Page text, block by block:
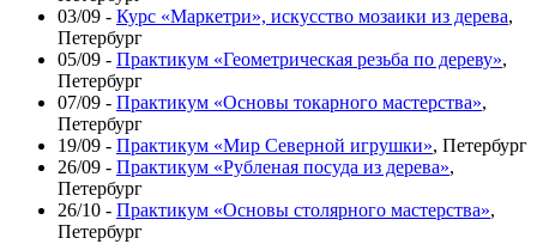
03/09 - Курс «Маркетри», искусство мозаики из дерева,
Петербург
05/09 - Практикум «Геометрическая резьба по дереву»,
Петербург
07/09 - Практикум «Основы токарного мастерства»,
Петербург
19/09 - Практикум «Мир Северной игрушки», Петербург
26/09 - Практикум «Рубленая посуда из дерева»,
Петербург
26/10 - Практикум «Основы столярного мастерства»,
Петербург